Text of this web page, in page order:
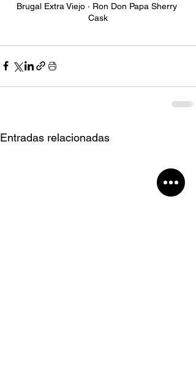
Brugal Extra Viejo · Ron Don Papa Sherry
Cask
Entradas relacionadas